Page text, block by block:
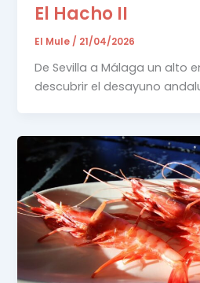
El Hacho II
El Mule / 21/04/2026
De Sevilla a Málaga un alto
descubrir el desayuno